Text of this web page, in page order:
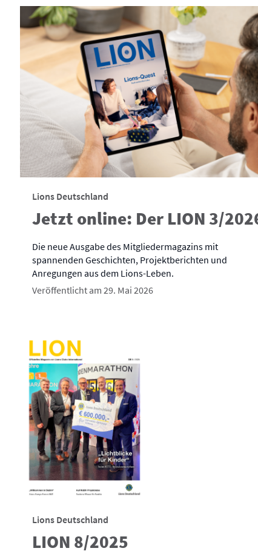
Lions Deutschland
Jetzt online: Der LION 3/
Die neue Ausgabe des Mitgliedermagazins mit
spannenden Geschichten, Projektberichten und
Anregungen aus dem Lions-Leben.
Veröffentlicht am 29. Mai 2026
Lions Deutschland
LION 8/2025